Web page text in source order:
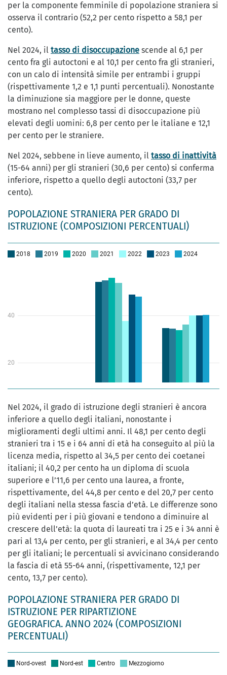
per la componente femminile di popolazione straniera si
osserva il contrario (52,2 per cento rispetto a 58,1 per
cento).
Nel 2024, il tasso di disoccupazione scende al 6,1 per
cento fra gli autoctoni e al 10,1 per cento fra gli stranieri,
con un calo di intensità simile per entrambi i gruppi
(rispettivamente 1,2 e 1,1 punti percentuali). Nonostante
la diminuzione sia maggiore per le donne, queste
mostrano nel complesso tassi di disoccupazione più
elevati degli uomini: 6,8 per cento per le italiane e 12,1
per cento per le straniere.
Nel 2024, sebbene in lieve aumento, il tasso di inattività
(15-64 anni) per gli stranieri (30,6 per cento) si conferma
inferiore, rispetto a quello degli autoctoni (33,7 per
cento).
POPOLAZIONE STRANIERA PER GRADO DI
ISTRUZIONE (COMPOSIZIONI PERCENTUALI)
Nel 2024, il grado di istruzione degli stranieri è ancora
inferiore a quello degli italiani, nonostante i
miglioramenti degli ultimi anni. Il 48,1 per cento degli
stranieri tra i 15 e i 64 anni di età ha conseguito al più la
licenza media, rispetto al 34,5 per cento dei coetanei
italiani; il 40,2 per cento ha un diploma di scuola
superiore e l’11,6 per cento una laurea, a fronte,
rispettivamente, del 44,8 per cento e del 20,7 per cento
degli italiani nella stessa fascia d’età. Le differenze sono
più evidenti per i più giovani e tendono a diminuire al
crescere dell’età: la quota di laureati tra i 25 e i 34 anni è
pari al 13,4 per cento, per gli stranieri, e al 34,4 per cento
per gli italiani; le percentuali si avvicinano considerando
la fascia di età 55-64 anni, (rispettivamente, 12,1 per
cento, 13,7 per cento).
POPOLAZIONE STRANIERA PER GRADO DI
ISTRUZIONE PER RIPARTIZIONE
GEOGRAFICA. ANNO 2024 (COMPOSIZIONI
PERCENTUALI)